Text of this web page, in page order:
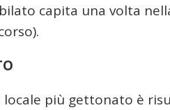
capita una volta
più gettonato è